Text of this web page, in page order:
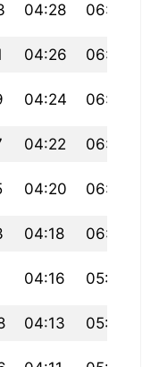
04:28 06:11
04:26 06:09
04:24 06:07
04:22 06:05
04:20 06:03
04:18 06:01
04:16 05:59
04:13 05:57